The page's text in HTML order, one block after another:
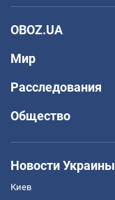
OBOZ.UA
Мир
Расследования
Общество
Новости Украины
Киев